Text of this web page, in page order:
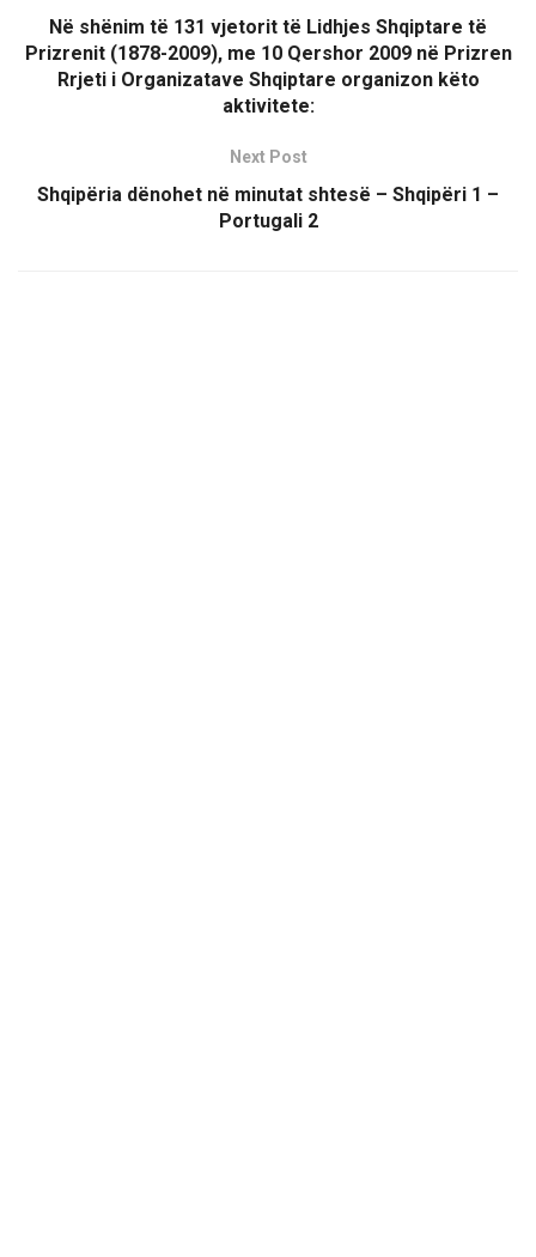
Në shënim të 131 vjetorit të Lidhjes Shqiptare të
Prizrenit (1878-2009), me 10 Qershor 2009 në Prizren
Rrjeti i Organizatave Shqiptare organizon këto
aktivitete:
Next Post
Shqipëria dënohet në minutat shtesë – Shqipëri 1 –
Portugali 2